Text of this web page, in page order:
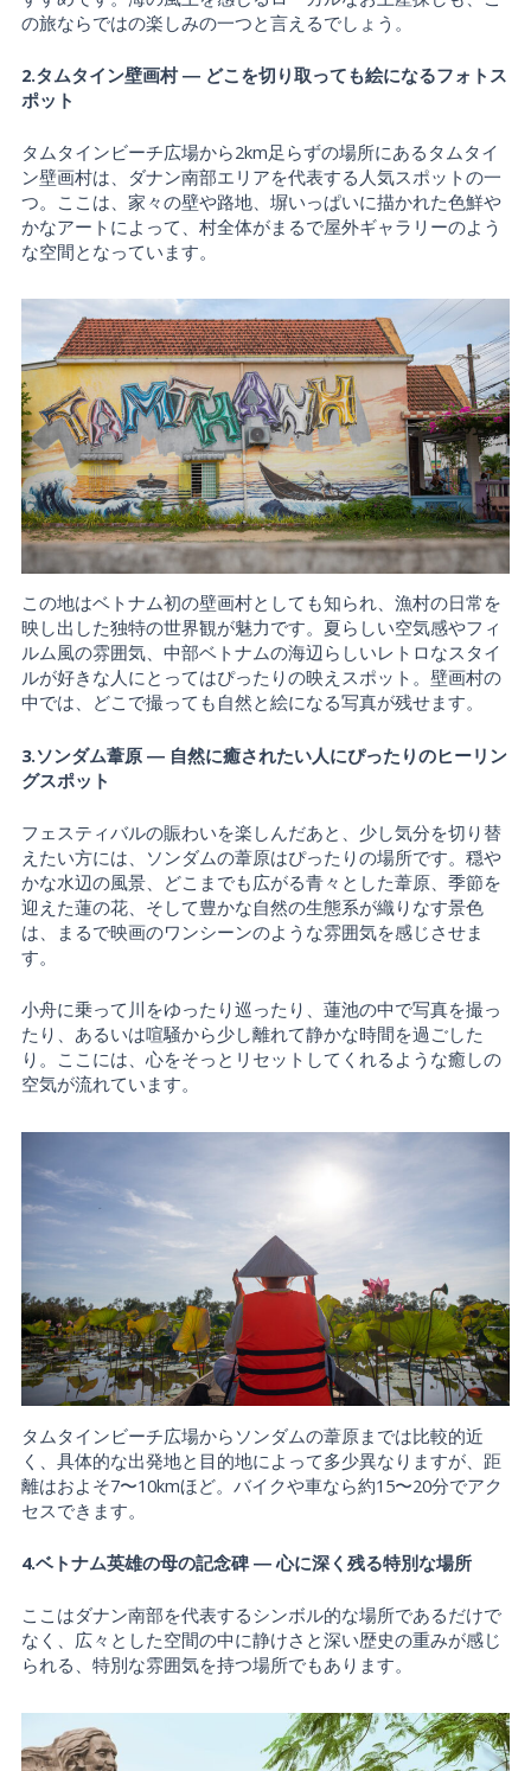
の旅ならではの楽しみの一つと言えるでしょう。
2.タムタイン壁画村 ― どこを切り取っても絵になるフォトス
ポット
タムタインビーチ広場から2km足らずの場所にあるタムタイ
ン壁画村は、ダナン南部エリアを代表する人気スポットの一
つ。ここは、家々の壁や路地、塀いっぱいに描かれた色鮮や
かなアートによって、村全体がまるで屋外ギャラリーのよう
な空間となっています。
この地はベトナム初の壁画村としても知られ、漁村の日常を
映し出した独特の世界観が魅力です。夏らしい空気感やフィ
ルム風の雰囲気、中部ベトナムの海辺らしいレトロなスタイ
ルが好きな人にとってはぴったりの映えスポット。壁画村の
中では、どこで撮っても自然と絵になる写真が残せます。
3.ソンダム葦原 ― 自然に癒されたい人にぴったりのヒーリン
グスポット
フェスティバルの賑わいを楽しんだあと、少し気分を切り替
えたい方には、ソンダムの葦原はぴったりの場所です。穏や
かな水辺の風景、どこまでも広がる青々とした葦原、季節を
迎えた蓮の花、そして豊かな自然の生態系が織りなす景色
は、まるで映画のワンシーンのような雰囲気を感じさせま
す。
小舟に乗って川をゆったり巡ったり、蓮池の中で写真を撮っ
たり、あるいは喧騒から少し離れて静かな時間を過ごした
り。ここには、心をそっとリセットしてくれるような癒しの
空気が流れています。
タムタインビーチ広場からソンダムの葦原までは比較的近
く、具体的な出発地と目的地によって多少異なりますが、距
離はおよそ7〜10kmほど。バイクや車なら約15〜20分でアク
セスできます。
4.ベトナム英雄の母の記念碑 ― 心に深く残る特別な場所
ここはダナン南部を代表するシンボル的な場所であるだけで
なく、広々とした空間の中に静けさと深い歴史の重みが感じ
られる、特別な雰囲気を持つ場所でもあります。